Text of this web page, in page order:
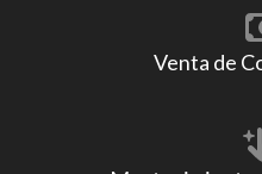
Venta de